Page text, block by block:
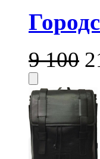
9 100